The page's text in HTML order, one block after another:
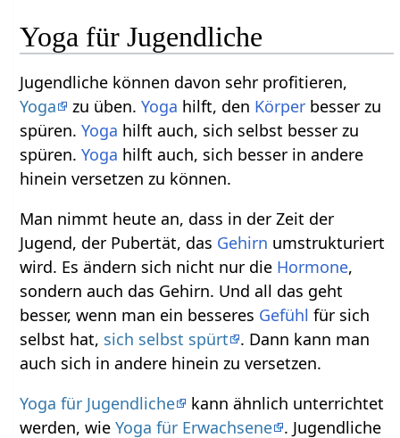
Yoga für Jugendliche
Jugendliche können davon sehr profitieren,
Yoga
zu üben.Yoga hilft, den Körper besser zu
spüren.Yoga hilft auch, sich selbst besser zu
spüren.Yoga hilft auch, sich besser in andere
hinein versetzen zu können.
Man nimmt heute an, dass in der Zeit der
Jugend, der Pubertät, das Gehirn umstrukturiert
wird. Es ändern sich nicht nur die Hormone,
sondern auch das Gehirn. Und all das geht
besser, wenn man ein besseres Gefühl für sich
selbst hat, sich selbst spürt
. Dann kann man
auch sich in andere hinein zu versetzen.
Yoga für Jugendliche
kann ähnlich unterrichtet
werden, wieYoga für Erwachsene . Jugendliche